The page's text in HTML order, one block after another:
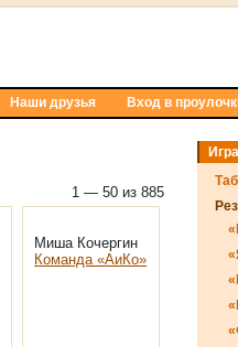
Наши друзья Вход в
1 — 50 из 885
Миша Кочергин
Команда «АиКо»